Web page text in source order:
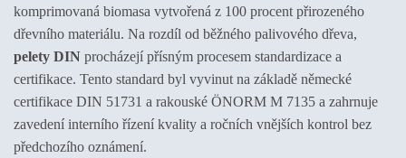
komprimovaná biomasa vytvořená z 100 procent přirozeného
dřevního materiálu. Na rozdíl od běžného palivového dřeva,
pelety DIN procházejí přísným procesem standardizace a
certifikace. Tento standard byl vyvinut na základě německé
certifikace DIN 51731 a rakouské ÖNORM M 7135 a zahrnuje
zavedení interního řízení kvality a ročních vnějších kontrol bez
předchozího oznámení.